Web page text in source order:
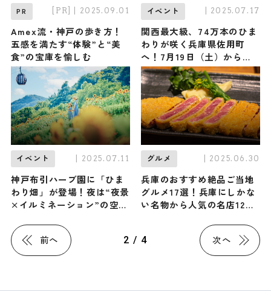
PR [PR] | 2025.09.01
Amex流・神戸の歩き方！
五感を満たす“体験”と“美
食”の宝庫を愉しむ
イベント | 2025.07.17
関西最大級、74万本のひま
わりが咲く兵庫県佐用町
へ！7月19日（土）から
「佐用町南光ひまわり祭り
2025」開催
イベント | 2025.07.11
神戸布引ハーブ園に「ひま
わり畑」が登場！夜は“夜景
×イルミネーション”の空間
「きっと忘れない夏
GARDEN FEST 2025-
Summer-」開催
グルメ | 2025.06.30
兵庫のおすすめ絶品ご当地
グルメ17選！兵庫にしかな
い名物から人気の名店12選
前へ 2 / 4 次へ